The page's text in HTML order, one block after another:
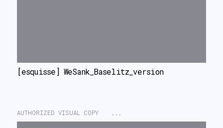
[esquisse] WeSank_Baselitz_version
AUTHORIZED VISUAL COPY